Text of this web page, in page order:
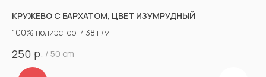
КРУЖЕВО С БАРХАТОМ, ЦВЕТ ИЗУМРУДНЫЙ
100% полиэстер, 438 г/м
250 р. / 50 cm